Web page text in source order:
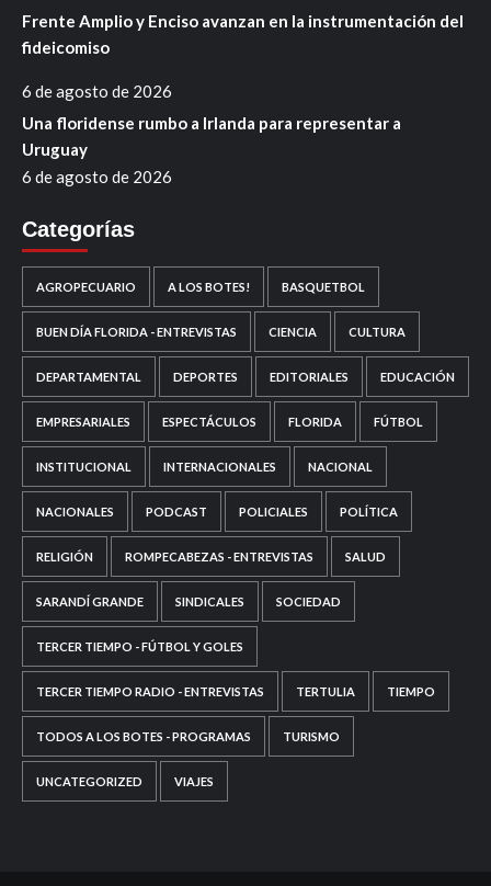
Frente Amplio y Enciso avanzan en la instrumentación del
fideicomiso
6 de agosto de 2026
Una floridense rumbo a Irlanda para representar a
Uruguay
6 de agosto de 2026
Categorías
AGROPECUARIO A LOS BOTES! BASQUETBOL
BUEN DÍA FLORIDA - ENTREVISTAS CIENCIA CULTURA
DEPARTAMENTAL DEPORTES EDITORIALES EDUCACIÓN
EMPRESARIALES ESPECTÁCULOS FLORIDA FÚTBOL
INSTITUCIONAL INTERNACIONALES NACIONAL
NACIONALES PODCAST POLICIALES POLÍTICA
RELIGIÓN ROMPECABEZAS - ENTREVISTAS SALUD
SARANDÍ GRANDE SINDICALES SOCIEDAD
TERCER TIEMPO - FÚTBOL Y GOLES
TERCER TIEMPO RADIO - ENTREVISTAS TERTULIA TIEMPO
TODOS A LOS BOTES - PROGRAMAS TURISMO
UNCATEGORIZED VIAJES